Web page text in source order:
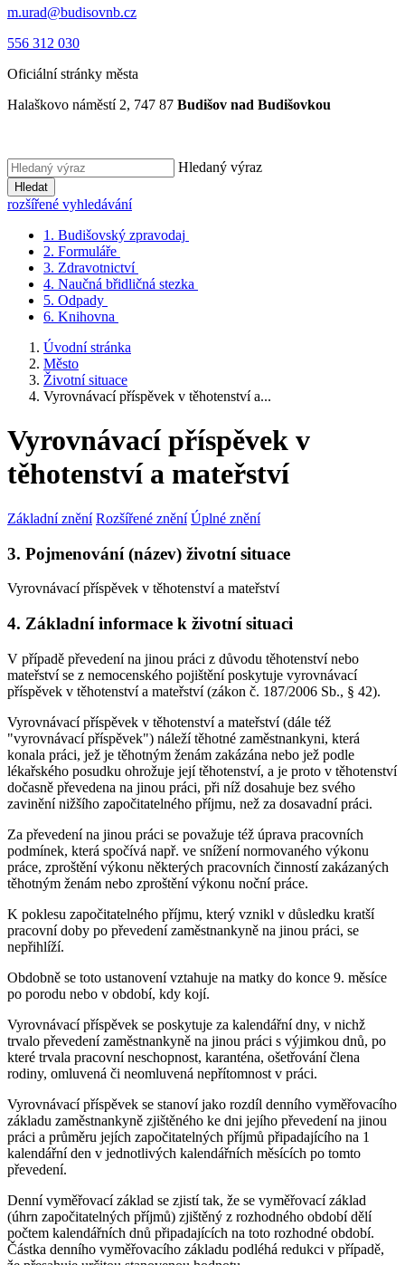
m.urad@budisovnb.cz
556 312 030
Oficiální stránky města
Halaškovo náměstí 2, 747 87 Budišov nad Budišovkou
Hledaný výraz
Hledat
rozšířené vyhledávání
1. Budišovský zpravodaj
2. Formuláře
3. Zdravotnictví
4. Naučná břidličná stezka
5. Odpady
6. Knihovna
Úvodní stránka
Město
Životní situace
Vyrovnávací příspěvek v těhotenství a...
Vyrovnávací příspěvek v
těhotenství a mateřství
Základní znění Rozšířené znění Úplné znění
3. Pojmenování (název) životní situace
Vyrovnávací příspěvek v těhotenství a mateřství
4. Základní informace k životní situaci
V případě převedení na jinou práci z důvodu těhotenství nebo
mateřství se z nemocenského pojištění poskytuje vyrovnávací
příspěvek v těhotenství a mateřství (zákon č. 187/2006 Sb., § 42).
Vyrovnávací příspěvek v těhotenství a mateřství (dále též
"vyrovnávací příspěvek") náleží těhotné zaměstnankyni, která
konala práci, jež je těhotným ženám zakázána nebo jež podle
lékařského posudku ohrožuje její těhotenství, a je proto v těhotenství
dočasně převedena na jinou práci, při níž dosahuje bez svého
zavinění nižšího započitatelného příjmu, než za dosavadní práci.
Za převedení na jinou práci se považuje též úprava pracovních
podmínek, která spočívá např. ve snížení normovaného výkonu
práce, zproštění výkonu některých pracovních činností zakázaných
těhotným ženám nebo zproštění výkonu noční práce.
K poklesu započitatelného příjmu, který vznikl v důsledku kratší
pracovní doby po převedení zaměstnankyně na jinou práci, se
nepřihlíží.
Obdobně se toto ustanovení vztahuje na matky do konce 9. měsíce
po porodu nebo v období, kdy kojí.
Vyrovnávací příspěvek se poskytuje za kalendářní dny, v nichž
trvalo převedení zaměstnankyně na jinou práci s výjimkou dnů, po
které trvala pracovní neschopnost, karanténa, ošetřování člena
rodiny, omluvená či neomluvená nepřítomnost v práci.
Vyrovnávací příspěvek se stanoví jako rozdíl denního vyměřovacího
základu zaměstnankyně zjištěného ke dni jejího převedení na jinou
práci a průměru jejích započitatelných příjmů připadajícího na 1
kalendářní den v jednotlivých kalendářních měsících po tomto
převedení.
Denní vyměřovací základ se zjistí tak, že se vyměřovací základ
(úhrn započitatelných příjmů) zjištěný z rozhodného období dělí
počtem kalendářních dnů připadajících na toto rozhodné období.
Částka denního vyměřovacího základu podléhá redukci v případě,